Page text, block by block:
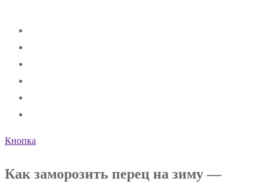
Кнопка
Как заморозить перец на зиму —